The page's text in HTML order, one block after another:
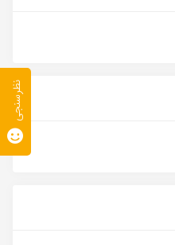
نظرسنجی